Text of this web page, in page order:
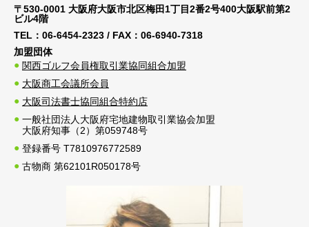
〒530-0001 大阪府大阪市北区梅田1丁目2番2号400大阪駅前第2
ビル4階
TEL： 06-6454-2323 / FAX： 06-6940-7318
加盟団体
関西ゴルフ会員権取引業協同組合加盟
大阪商工会議所会員
大阪司法書士協同組合特約店
一般社団法人大阪府宅地建物取引業協会加盟
大阪府知事（2）第059748号
登録番号 T7810976772589
古物商 第62101R050178号